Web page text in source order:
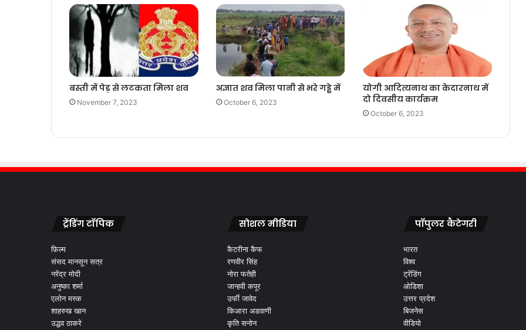
बस्ती में पेड़ से लटकता मिला शव
November 7, 2023
अज्ञात शव मिला पानी से भरे गड्ढे में
October 6, 2023
योगी आदित्यनाथ का केदारनाथ में
दो दिवसीय कार्यक्रम
October 6, 2023
ट्रेंडिंग टॉपिक
फ़िल्म
संसद मानसून सत्र
नरेंद्र मोदी
अनुष्का शर्मा
एलोन मस्क
शाहरुख खान
उद्धव ठाकरे
सोशल मीडिया
कैटरीना कैफ
रणवीर सिंह
नोरा फतेही
जान्हवी कपूर
उर्फी जावेद
किआरा अडवाणी
कृति सनोन
पॉपुलर कैटेगरी
भारत
विश्व
ट्रेंडिंग
ओडिशा
उत्तर प्रदेश
बिजनेस
वीडियो